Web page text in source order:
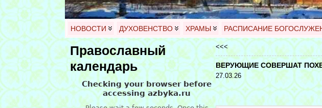
НОВОСТИ ДУХОВЕНСТВО ХРАМЫ РАСПИСАНИЕ
Православный
календарь
<<<
ВЕРУЮЩИЕ СОВЕРШАТ
27.03.26